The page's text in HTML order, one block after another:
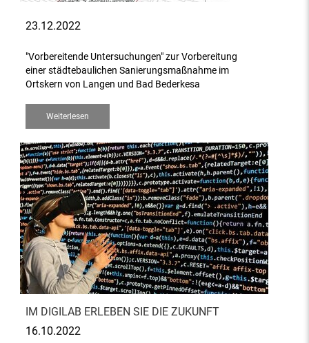
23.12.2022
"Vorbereitende Untersuchungen" zur Vorbereitung
einer städtebaulichen Sanierungsmaßnahme im
Ortskern von Langen und Bad Bederkesa
Weiterlesen
IM DIGILAB ERLEBEN SIE DIE ZUKUNFT
16.10.2022